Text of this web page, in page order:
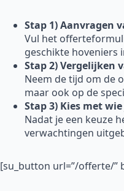
Stap 1) Aanvragen
Vul het
geschikte hoveniers
Stap 2) Vergelijken
Neem de tijd om de
maar ook op de
Stap 3) Kies met
Nadat je een keuze
verwachtingen
[su_button url=”/offerte/”